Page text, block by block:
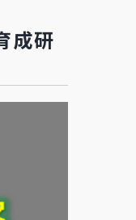
成研